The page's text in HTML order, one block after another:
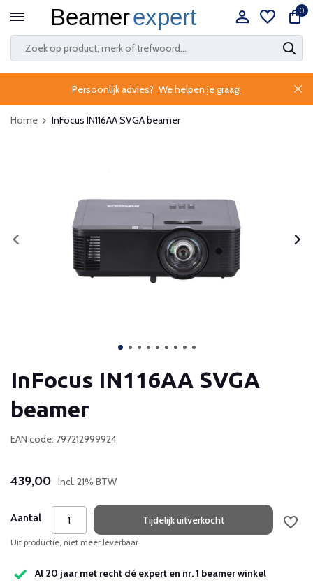
0
Persoonlijk advies? We helpen je graag!
Home InFocus IN116AA SVGA beamer
InFocus IN116AA SVGA
beamer
EAN code: 797212999924
439,00 Incl. 21% BTW
Aantal Tijdelijk uitverkocht
Uit productie, niet meer leverbaar
Al 20 jaar met recht dé expert en nr. 1 beamer winkel